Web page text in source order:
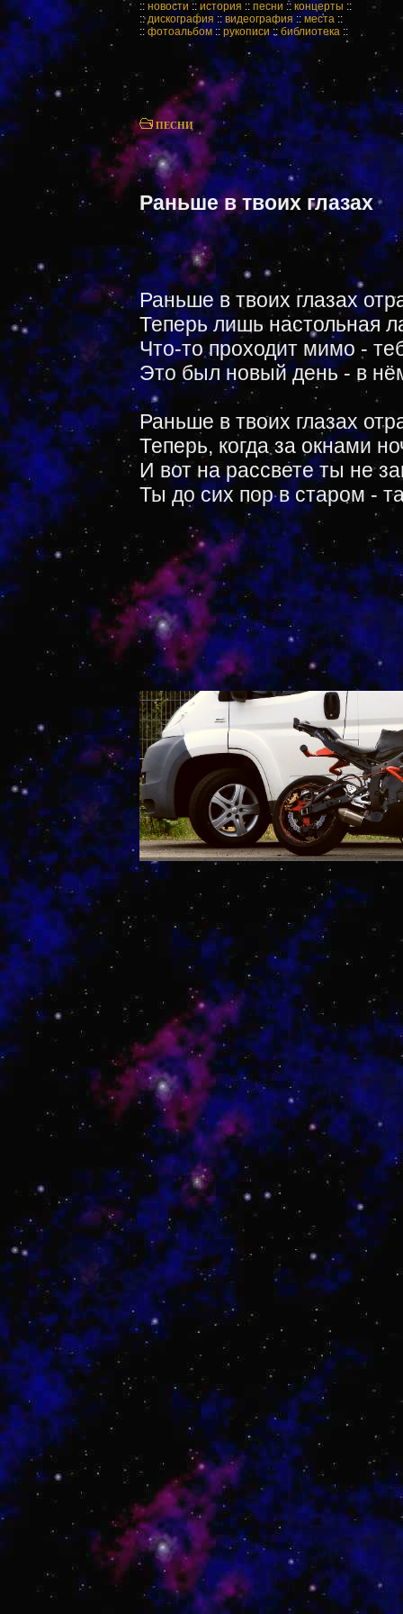
:: новости :: история :: песни :: концерты ::
::дискография :: видеография ::места ::
:: фотоальбом::рукописи::библиотека ::
ПЕСНИ
Раньше в твоих глазах
Раньше в твоих глазах
Теперь лишь настольная
Что-то проходит мимо -
Это был новый день - в
Раньше в твоих глазах
Теперь, когда за окнами
И вот на рассвете ты не
Ты до сих пор в старом -